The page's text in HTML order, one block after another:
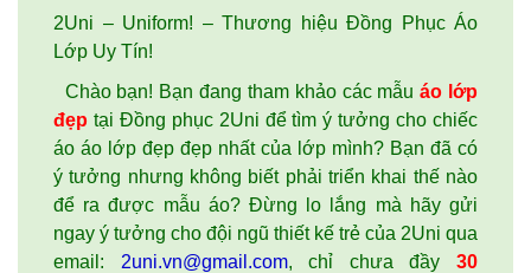
2Uni – Uniform! – Thương hiệu Đồng Phục Áo
Lớp Uy Tín!
Chào bạn! Bạn đang tham khảo các mẫuáo lớp
đẹp tại Đồng phục 2Uni để tìm ý tưởng cho chiếc
áo áo lớp đẹp đẹp nhất của lớp mình? Bạn đã có
ý tưởng nhưng không biết phải triển khai thế nào
để ra được mẫu áo? Đừng lo lắng mà hãy gửi
ngay ý tưởng cho đội ngũ thiết kế trẻ của 2Uni qua
email: 2uni.vn@gmail.com, chỉ chưa đầy30